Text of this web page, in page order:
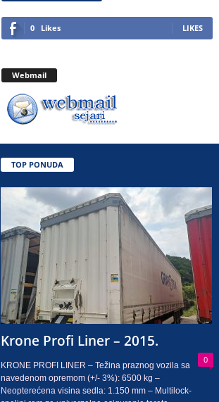
.
o
.
a
j
o
0 Likes LIKES
Webmail
TOP PONUDA
Krone Profi Liner – 2015.
0
KRONE PROFI LINER – Težina praznog vozila sa
navedenom opremom (+/- 3%): 6500 kg –
Neopterećena visina sedla: 1.150 mm – Multilock-